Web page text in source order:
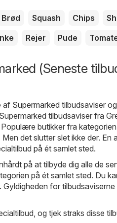
Brød Squash Chips
Rejer Pude
(Seneste
af Supermarked tilbudsaviser
tilbudsaviser fra
butikker fra
Men det slutter slet ikke der. En
på ét samlet sted.
på at tilbyde dig alle de
på ét samlet sted. Du
Gyldigheden for
og tjek straks disse